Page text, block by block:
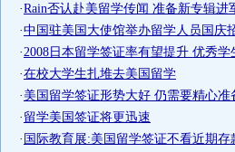
·Rain否认赴美留学传闻 准备新专辑进
·中国驻美国大使馆举办留学人员国庆
·2008日本留学签证率有望提升 优秀学
·在校大学生扎堆去美国留学
·美国留学签证形势大好 仍需要精心准
·留学美国签证将更迅速
·国际教育展:美国留学签证不看近期存